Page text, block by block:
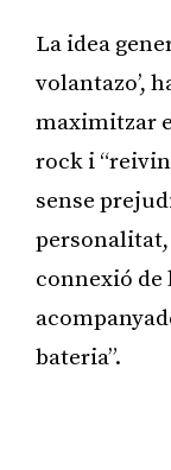
La idea
volantazo’,
maximitzar
rock i
sense
connexió de
bateria”.